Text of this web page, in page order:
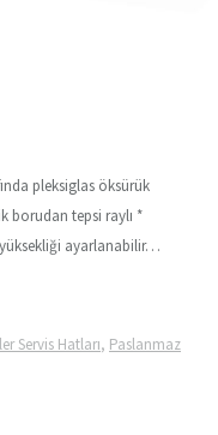
pleksiglas öksürük
borudan tepsi raylı *
yüksekliği ayarlanabilir…
Servis Hatları, Paslanmaz